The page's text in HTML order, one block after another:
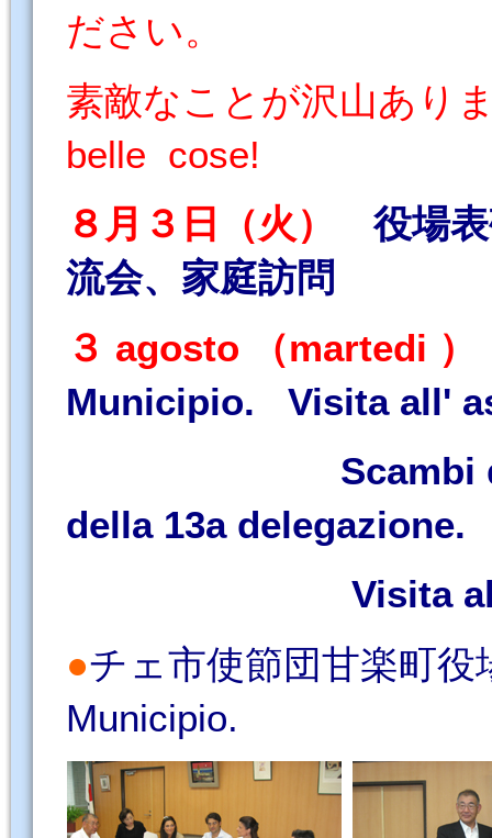
ださい。
素敵なことが沢山あり
belle cose!
８月３日（火）
役場表
流会、家庭訪問
３ agosto （martedi ）
Municipio. Visita all'
Scambi d'
della 13a delegazione.
Visita alle
●チェ市使節団甘楽町
Municipio.